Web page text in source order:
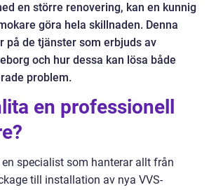
en större renovering, kan en kunnig
göra hela skillnaden. Denna
på de tjänster som erbjuds av
och hur dessa kan lösa både
problem.
en professionell
en specialist som hanterar allt från
till installation av nya VVS-